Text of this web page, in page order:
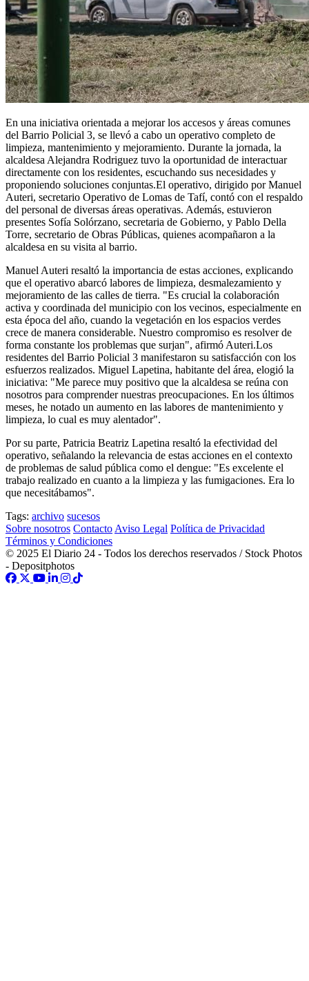
En una iniciativa orientada a mejorar los accesos y áreas comunes
del Barrio Policial 3, se llevó a cabo un operativo completo de
limpieza, mantenimiento y mejoramiento. Durante la jornada, la
alcaldesa Alejandra Rodriguez tuvo la oportunidad de interactuar
directamente con los residentes, escuchando sus necesidades y
proponiendo soluciones conjuntas.El operativo, dirigido por Manuel
Auteri, secretario Operativo de Lomas de Tafí, contó con el respaldo
del personal de diversas áreas operativas. Además, estuvieron
presentes Sofía Solórzano, secretaria de Gobierno, y Pablo Della
Torre, secretario de Obras Públicas, quienes acompañaron a la
alcaldesa en su visita al barrio.
Manuel Auteri resaltó la importancia de estas acciones, explicando
que el operativo abarcó labores de limpieza, desmalezamiento y
mejoramiento de las calles de tierra. "Es crucial la colaboración
activa y coordinada del municipio con los vecinos, especialmente en
esta época del año, cuando la vegetación en los espacios verdes
crece de manera considerable. Nuestro compromiso es resolver de
forma constante los problemas que surjan", afirmó Auteri.Los
residentes del Barrio Policial 3 manifestaron su satisfacción con los
esfuerzos realizados. Miguel Lapetina, habitante del área, elogió la
iniciativa: "Me parece muy positivo que la alcaldesa se reúna con
nosotros para comprender nuestras preocupaciones. En los últimos
meses, he notado un aumento en las labores de mantenimiento y
limpieza, lo cual es muy alentador".
Por su parte, Patricia Beatriz Lapetina resaltó la efectividad del
operativo, señalando la relevancia de estas acciones en el contexto
de problemas de salud pública como el dengue: "Es excelente el
trabajo realizado en cuanto a la limpieza y las fumigaciones. Era lo
que necesitábamos".
Tags: archivo sucesos
Sobre nosotros Contacto Aviso Legal Política de Privacidad
Términos y Condiciones
© 2025 El Diario 24 - Todos los derechos reservados / Stock Photos
- Depositphotos